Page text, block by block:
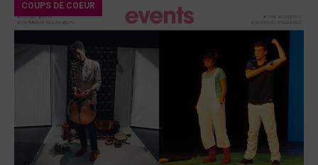
COUPS DE COEUR